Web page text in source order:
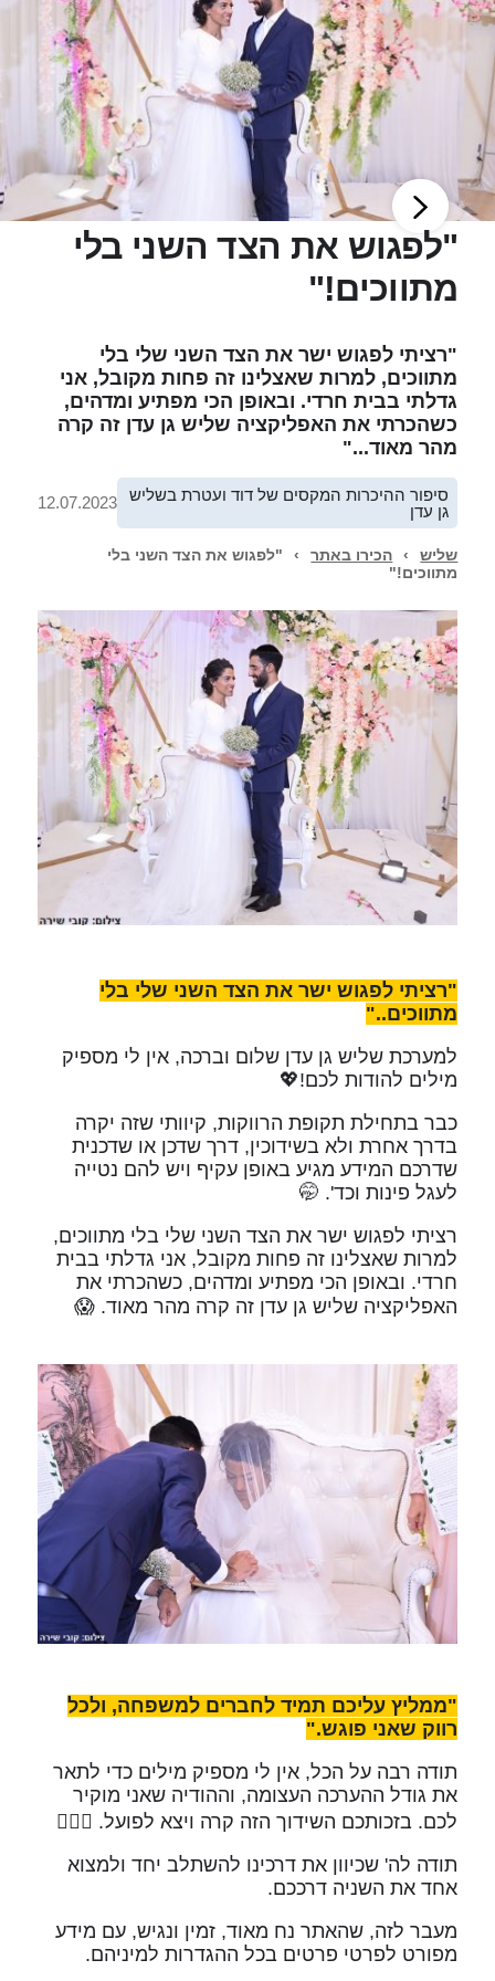
"לפגוש את הצד השני בלי
מתווכים!"
"רציתי לפגוש ישר את הצד השני שלי בלי
מתווכים, למרות שאצלינו זה פחות מקובל, אני
גדלתי בבית חרדי. ובאופן הכי מפתיע ומדהים,
כשהכרתי את האפליקציה שליש גן עדן זה קרה
מהר מאוד..."
סיפור ההיכרות המקסים של דוד ועטרת בשליש
גן עדן
12.07.2023
שליש › הכירו באתר ›
"לפגוש את הצד השני בלי
מתווכים!"
"רציתי לפגוש ישר את הצד השני שלי בלי
מתווכים.."
למערכת שליש גן עדן שלום וברכה, אין לי מספיק
מילים להודות לכם!💖
כבר בתחילת תקופת הרווקות, קיוותי שזה יקרה
בדרך אחרת ולא בשידוכין, דרך שדכן או שדכנית
שדרכם המידע מגיע באופן עקיף ויש להם נטייה
לעגל פינות וכד'. 🤭
רציתי לפגוש ישר את הצד השני שלי בלי מתווכים,
למרות שאצלינו זה פחות מקובל, אני גדלתי בבית
חרדי. ובאופן הכי מפתיע ומדהים, כשהכרתי את
האפליקציה שליש גן עדן זה קרה מהר מאוד. 😱
"ממליץ עליכם תמיד לחברים למשפחה, ולכל
רווק שאני פוגש."
תודה רבה על הכל, אין לי מספיק מילים כדי לתאר
את גודל ההערכה העצומה, וההודיה שאני מוקיר
לכם. בזכותכם השידוך הזה קרה ויצא לפועל. 👩‍❤️‍👨
תודה לה' שכיוון את דרכינו להשתלב יחד ולמצוא
אחד את השניה דרככם.
מעבר לזה, שהאתר נח מאוד, זמין ונגיש, עם מידע
מפורט לפרטי פרטים בכל ההגדרות למיניהם.